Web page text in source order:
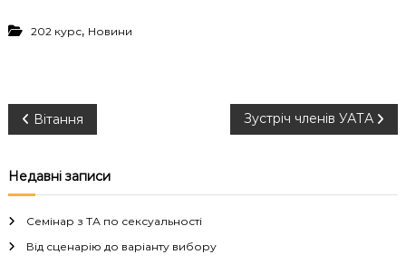
202 курс, Новини
Н
а
в
і
Вітання Зустріч членів УАТА
Недавні записи
Семінар з ТА по сексуальності
Від сценарію до варіанту вибору